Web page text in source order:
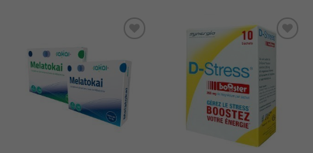
Liste
d'envie
Ajouter
d'envie